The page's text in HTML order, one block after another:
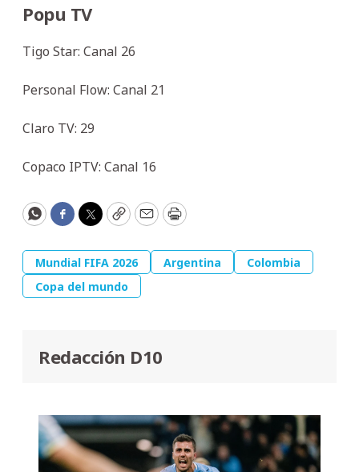
Popu TV
Tigo Star: Canal 26
Personal Flow: Canal 21
Claro TV: 29
Copaco IPTV: Canal 16
WhatsApp
Facebook
Twitter
CopyEmailPrint
Mundial FIFA 2026 Argentina
Colombia
Copa del mundo
Redacción D10